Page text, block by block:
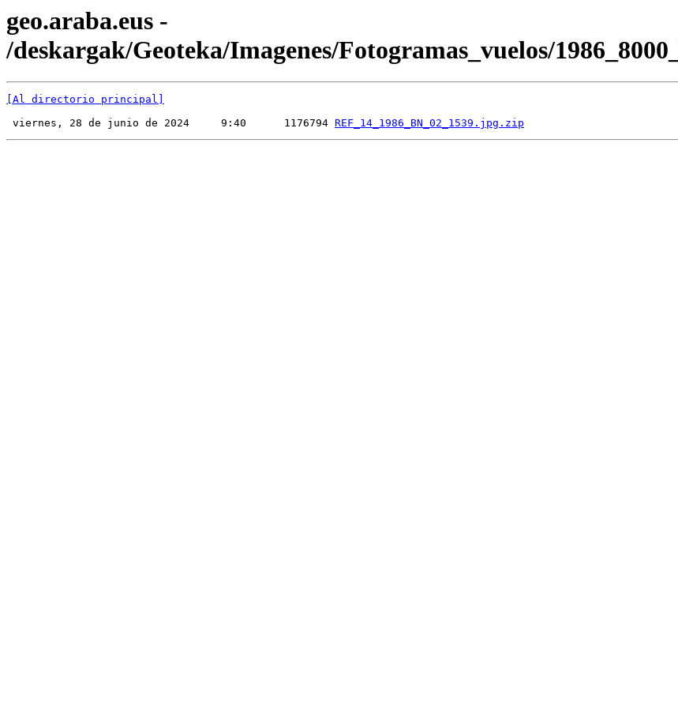
geo.araba.eus -
/deskargak/Geoteka/Imagenes/Fotogramas_vuelos/
[Al directorio principal]
viernes, 28 de junio de 2024     9:40      1176794 REF_14_1986_BN_02_1539.jpg.zip